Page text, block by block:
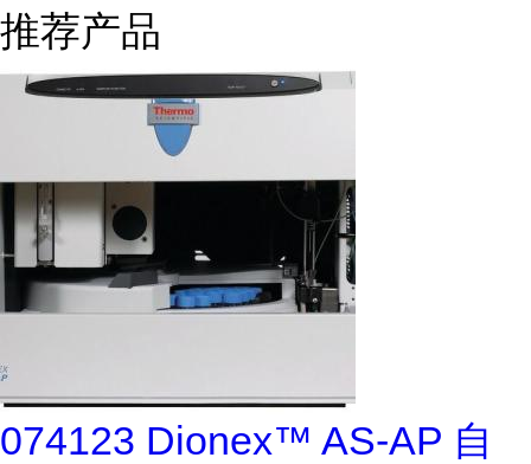
推荐产品
074123 Dionex™ AS-AP 自